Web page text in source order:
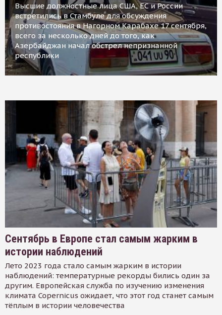
Высшие должностные лица США, ЕС и России
встретились в Стамбуле для обсуждения
противостояния в Нагорном Карабахе 17 сентября,
всего за несколько дней до того, как
Азербайджан начал обстрел непризнанной
республики
Сентябрь в Европе стал самым жарким в
истории наблюдений
Лето 2023 года стало самым жарким в истории
наблюдений: температурные рекорды бились один за
другим. Европейская служба по изучению изменения
климата Copernicus ожидает, что этот год станет самым
тёплым в истории человечества